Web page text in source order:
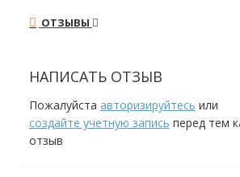
ОТЗЫВЫ
НАПИСАТЬ ОТЗЫВ
Пожалуйста авторизируйтесь или
создайте учетную запись перед тем
отзыв